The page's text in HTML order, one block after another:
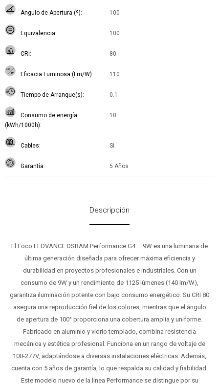
Angulo de Apertura (º) 100
Equivalencia 100
CRI 80
Eficacia Luminosa (Lm/W) 110
Tiempo de Arranque(s) 0.1
Consumo de energía
(kWh/1000h)
10
Cables Si
Garantía 5 Años
Descripción
El Foco LEDVANCE OSRAM Performance G4 – 9W es una luminaria de
última generación diseñada para ofrecer máxima eficiencia y
durabilidad en proyectos profesionales e industriales. Con un
consumo de 9W y un rendimiento de 1125 lúmenes (140 lm/W),
garantiza iluminación potente con bajo consumo energético. Su CRI 80
asegura una reproducción fiel de los colores, mientras que el ángulo
de apertura de 100° proporciona una cobertura amplia y uniforme.
Fabricado en aluminio y vidrio templado, combina resistencia
mecánica y estética profesional. Funciona en un rango de voltaje de
100-277V, adaptándose a diversas instalaciones eléctricas. Además,
cuenta con 5 años de garantía, lo que respalda su calidad y fiabilidad.
Este modelo nuevo de la línea Performance se distingue por su